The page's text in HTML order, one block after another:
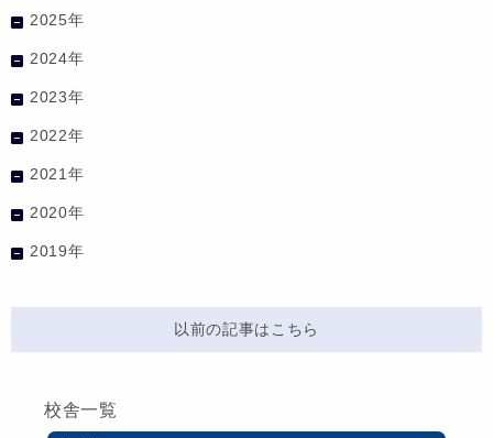
2025年
2024年
2023年
2022年
2021年
2020年
2019年
以前の記事はこちら
校舎一覧